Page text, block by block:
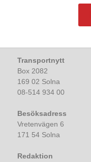
Transportnytt
Box 2082
169 02 Solna
08-514 934 00
Besöksadress
Vretenvägen 6
171 54 Solna
Redaktion